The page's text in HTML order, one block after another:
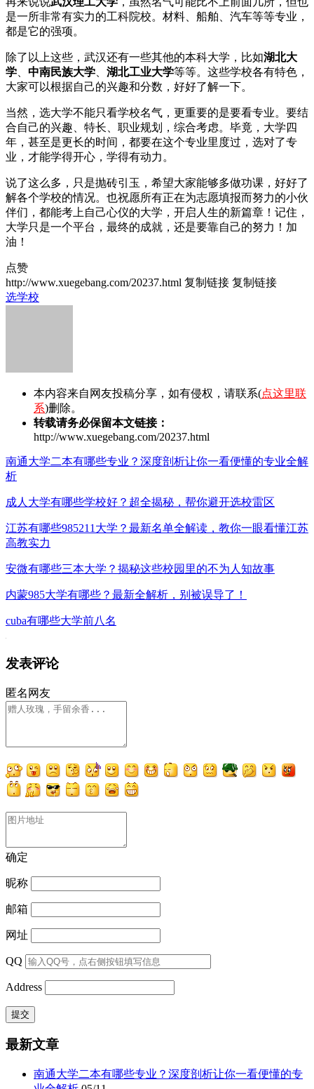
是一所非常有实力的工科院校。材料、船舶、汽车等等专业，
都是它的强项。
除了以上这些，武汉还有一些其他的本科大学，比如湖北大
学
中南民族大学 湖北工业大学等等。这些学校各有特色，
大家可以根据自己的兴趣和分数，好好了解一下。
当然，选大学不能只看学校名气，更重要的是要看专业。要结
合自己的兴趣、特长、职业规划，综合考虑。毕竟，大学四
年，甚至是更长的时间，都要在这个专业里度过，选对了专
业，才能学得开心，学得有动力。
说了这么多，只是抛砖引玉，希望大家能够多做功课，好好了
解各个学校的情况。也祝愿所有正在为志愿填报而努力的小伙
伴们，都能考上自己心仪的大学，开启人生的新篇章！记住，
大学只是一个平台，最终的成就，还是要靠自己的努力！加
油！
点赞
http://www.xuegebang.com/20237.html 复制链接 复制链接
选学校
本内容来自网友投稿分享，如有侵权，请联系(点这里联
系)删除。
转载请务必保留本文链接：
http://www.xuegebang.com/20237.html
南通大学二本有哪些专业？深度剖析让你一看便懂的专业全解
析
成人大学有哪些学校好？超全揭秘，帮你避开选校雷区
江苏有哪些985211大学？最新名单全解读，教你一眼看懂江苏
高教实力
安微有哪些三本大学？揭秘这些校园里的不为人知故事
内蒙985大学有哪些？最新全解析，别被误导了！
cuba有哪些大学前八名
发表评论
匿名网友
确定
昵称
邮箱
网址
QQ
Address
最新文章
南通大学二本有哪些专业？深度剖析让你一看便懂的专